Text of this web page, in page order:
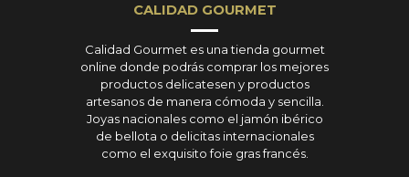
CALIDAD GOURMET
Calidad Gourmet es una tienda gourmet
online donde podrás comprar los mejores
productos delicatesen y productos
artesanos de manera cómoda y sencilla.
Joyas nacionales como el jamón ibérico
de bellota o delicitas internacionales
como el exquisito foie gras francés.